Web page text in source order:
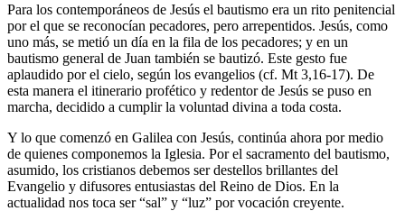
Para los contemporáneos de Jesús el bautismo era un rito penitencial
por el que se reconocían pecadores, pero arrepentidos. Jesús, como
uno más, se metió un día en la fila de los pecadores; y en un
bautismo general de Juan también se bautizó. Este gesto fue
aplaudido por el cielo, según los evangelios (cf. Mt 3,16-17). De
esta manera el itinerario profético y redentor de Jesús se puso en
marcha, decidido a cumplir la voluntad divina a toda costa.
Y lo que comenzó en Galilea con Jesús, continúa ahora por medio
de quienes componemos la Iglesia. Por el sacramento del bautismo,
asumido, los cristianos debemos ser destellos brillantes del
Evangelio y difusores entusiastas del Reino de Dios. En la
actualidad nos toca ser “sal” y “luz” por vocación creyente.